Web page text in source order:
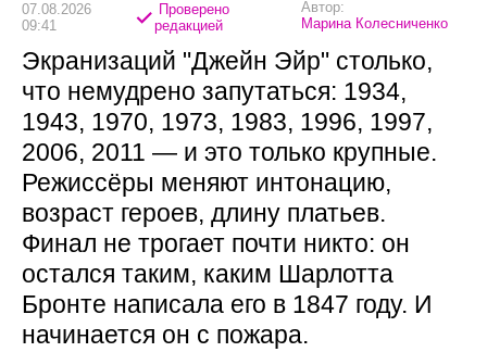
07.08.2026
09:41
Проверено
редакцией
Автор:
Марина Колесниченко
Экранизаций "Джейн Эйр" столько,
что немудрено запутаться: 1934,
1943, 1970, 1973, 1983, 1996, 1997,
2006, 2011 — и это только крупные.
Режиссёры меняют интонацию,
возраст героев, длину платьев.
Финал не трогает почти никто: он
остался таким, каким Шарлотта
Бронте написала его в 1847 году. И
начинается он с пожара.